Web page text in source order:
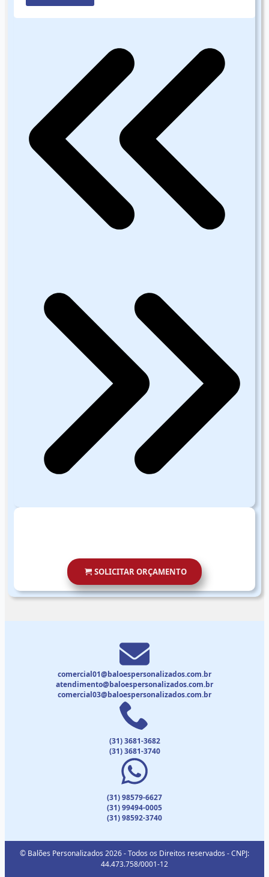
SOLICITAR ORÇAMENTO
comercial01@baloespersonalizados.com.br
atendimento@baloespersonalizados.com.br
comercial03@baloespersonalizados.com.br
(31) 3681-3682
(31) 3681-3740
(31) 98579-6627
(31) 99494-0005
(31) 98592-3740
© Balões Personalizados 2026 - Todos os Direitos reservados - CNPJ:
44.473.758/0001-12